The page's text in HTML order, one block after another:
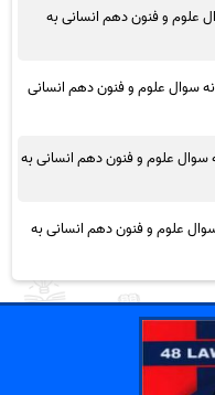
علوم و فنون دهم انسانی به
سوال علوم و فنون دهم انسانی
سوال علوم و فنون دهم انسانی به
علوم و فنون دهم انسانی به